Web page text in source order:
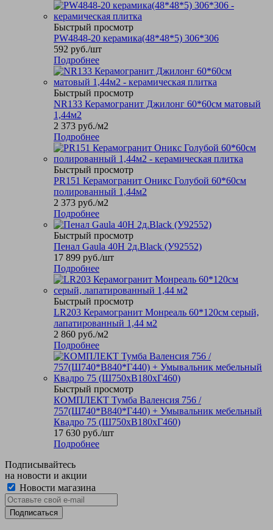
Быстрый просмотр
PW4848-20 керамика(48*48*5) 306*306
592 руб./шт
Подробнее
Быстрый просмотр
NR133 Керамогранит Джилонг 60*60см матовый
1,44м2
2 373 руб./м2
Подробнее
Быстрый просмотр
PR151 Керамогранит Оникс Голубой 60*60см
полированный 1,44м2
2 373 руб./м2
Подробнее
Быстрый просмотр
Пенал Gaula 40Н 2д.Black (У92552)
17 899 руб./шт
Подробнее
Быстрый просмотр
LR203 Керамогранит Монреаль 60*120см серый,
лапатированный 1,44 м2
2 860 руб./м2
Подробнее
Быстрый просмотр
КОМПЛЕКТ Тумба Валенсия 756 /
757(Ш740*В840*Г440) + Умывальник мебельный
Квадро 75 (Ш750хВ180хГ460)
17 630 руб./шт
Подробнее
Подписывайтесь
на новости и акции
Новости магазина